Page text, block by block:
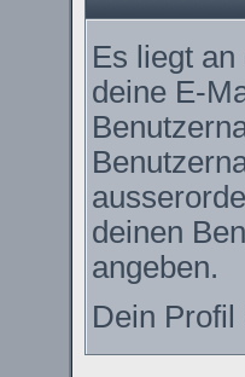
Es liegt
deine E-
deinen
angeben.
Dein Profil